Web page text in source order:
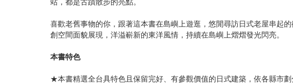
站，都是古蹟散步的亮點。
喜歡老舊事物的你，跟著這本書在島嶼上遊逛，悠閒尋訪日式老屋串起
創空間面貌展現，洋溢嶄新的東洋風情，持續在島嶼上熠熠發光閃亮。
本書特色
★本書精選全台具特色且保留完好、有參觀價值的日式建築，依各縣市劃